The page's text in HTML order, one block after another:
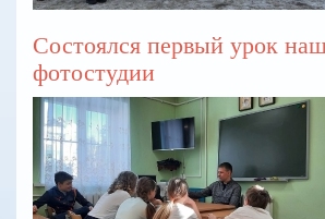
Состоялся первый урок
фотостудии